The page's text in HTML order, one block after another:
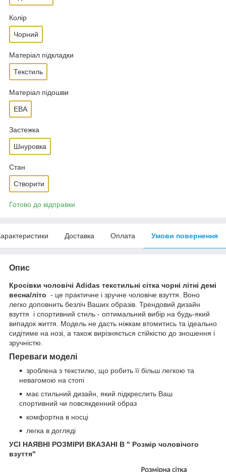
Колір
Чорний
Матеріал підкладки
Текстиль
Матеріал підошви
ЕВА
Застежка
Шнуровка
Стан
Створити
Готово до відправки
Доставка Оплата Умови повернення
Опис
Кросівки чоловічі Adidas текстильні сітка чорні літні демі
весна/літо - це практичне і зручне чоловіче взуття. Воно
легко доповнить безліч Ваших образів. Трендовий дизайн
взуття і спортивний стиль - оптимальний вибір на будь-який
випадок життя. Модель не дасть ніжкам втомитись та ідеально
сидітиме на нозі, а також вирізняється стійкістю до зношення і
зручністю.
Переваги моделі
зроблена з текстилю, що робить її більш легкою та
невагомою на стопі
має стильний дизайн, який підкреслить Ваш
спортивний чи повсякденний образ
комфортна в носці
легка в догляді
УСІ НАЯВНІ РОЗМІРИ ВКАЗАНІ В " Розмір чоловічого
взуття"